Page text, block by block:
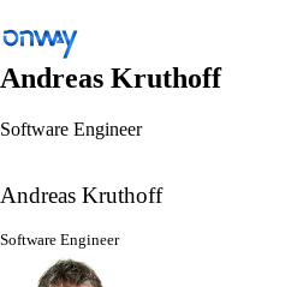
Standorte und Dinge verbinden
Branche
Andreas Kruthoff
Software Engineer
Andreas Kruthoff
Software Engineer